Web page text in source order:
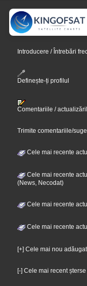
Introducere / Întrebări
Definește-ți profilul
Comentariile /
Trimite comentariile/
Cele mai recente
Cele mai recente
(News, Necodat)
Cele mai recente
Cele mai recente
[+] Cele mai nou
[-] Cele mai recent șterse